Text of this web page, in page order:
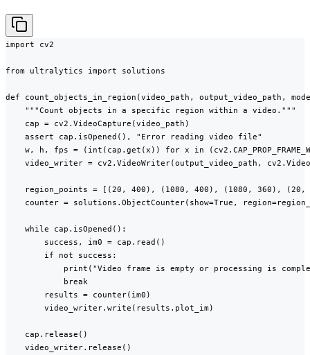
import cv2
from ultralytics import solutions
def count_objects_in_region(video_path, output_video_path,
    """Count objects in a specific region within a video."""
    cap = cv2.VideoCapture(video_path)
    assert cap.isOpened(), "Error reading video file"
w, h, fps = (int(cap.get(x)) for x in
video_writer = cv2.VideoWriter(output_video_path,
region_points = [(20, 400), (1080, 400), (1080, 360), (20,
counter = solutions.ObjectCounter(show=True,
    while cap.isOpened():
        success, im0 = cap.read()
        if not success:
print("Video frame is empty or processing is
            break
        results = counter(im0)
        video_writer.write(results.plot_im)
    cap.release()
    video_writer.release()